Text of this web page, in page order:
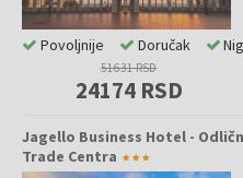
51631 RSD
24174 RSD
Povoljnije Doručak
Jagello Business Hotel -
Trade Centra